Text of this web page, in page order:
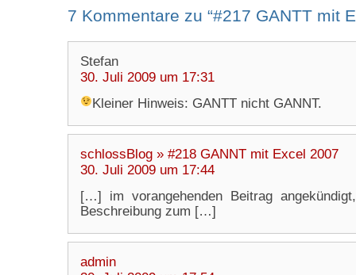
7 Kommentare zu “#217 GANTT mit
Stefan
30. Juli 2009 um 17:31
Kleiner Hinweis: GANTT nicht GANNT.
schlossBlog » #218 GANNT mit Excel 2007
30. Juli 2009 um 17:44
[…] im vorangehenden Beitrag
Beschreibung zum […]
admin